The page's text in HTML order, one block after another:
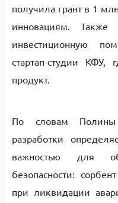
получила грант в 1
инновациям. Также
инвестиционную
стартап-студии КФУ,
продукт.
По словам Полины
разработки
важностью для
безопасности:
при ликвидации